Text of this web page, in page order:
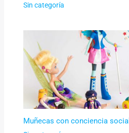
Sin categoría
Muñecas con conciencia social